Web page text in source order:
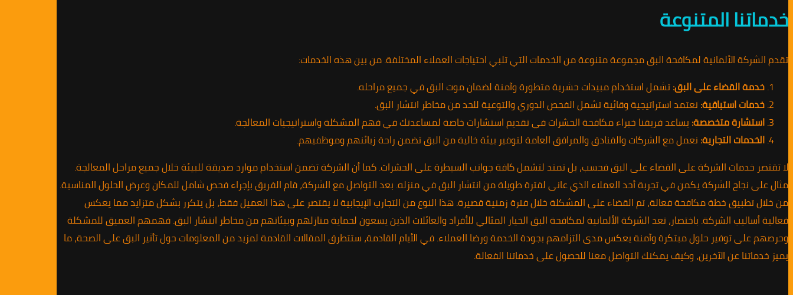
خدماتنا المتنوعة
تقدم الشركة الألمانية لمكافحة البق مجموعة متنوعة من الخدمات التي تلبي احتياجات العملاء المختلفة. من بين هذه الخدمات:
خدمة القضاء على البق:تشمل استخدام مبيدات حشرية متطورة وآمنة لضمان موت البق في جميع مراحله.
خدمات استباقية: نعتمد استراتيجية وقائية تشمل الفحص الدوري والتوعية للحد من مخاطر انتشار البق.
استشارة متخصصة: يساعد فريقنا خبراء مكافحة الحشرات في تقديم استشارات خاصة لمساعدتك في فهم المشكلة واستراتيجيات المعالجة.
الخدمات التجارية: نعمل مع الشركات والفنادق والمرافق العامة لتوفير بيئة خالية من البق تضمن راحة زبائنهم وموظفيهم.
لا تقتصر خدمات الشركة على القضاء على البق فحسب، بل تمتد لتشمل كافة جوانب السيطرة على الحشرات. كما أن الشركة تضمن استخدام موارد صديقة للبيئة خلال جميع مراحل المعالجة.
مثال على نجاح الشركة يكمن في تجربة أحد العملاء الذي عانى لفترة طويلة من انتشار البق في منزله. بعد التواصل مع الشركة، قام الفريق بإجراء فحص شامل للمكان وعرض الحلول المناسبة.
من خلال تطبيق خطة مكافحة فعالة، تم القضاء على المشكلة خلال فترة زمنية قصيرة. هذا النوع من التجارب الإيجابية لا يقتصر على هذا العميل فقط، بل يتكرر بشكل متزايد مما يعكس
فعالية أساليب الشركة. باختصار، تعد الشركة الألمانية لمكافحة البق الخيار المثالي للأفراد والعائلات الذين يسعون لحماية منازلهم وبيئاتهم من مخاطر انتشار البق. فهمهم العميق للمشكلة
وحرصهم على توفير حلول مبتكرة وآمنة يعكس مدى التزامهم بجودة الخدمة ورضا العملاء. في الأيام القادمة، ستتطرق المقالات القادمة لمزيد من المعلومات حول تأثير البق على الصحة، ما
يميز خدماتنا عن الآخرين، وكيف يمكنك التواصل معنا للحصول على خدماتنا الفعالة.